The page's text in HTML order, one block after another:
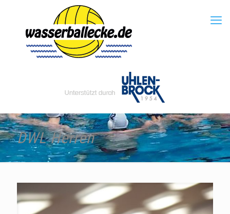
DWL Herren